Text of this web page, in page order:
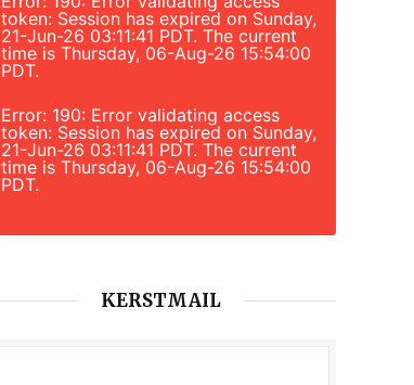
token: Session has expired on Sunday,
21-Jun-26 03:11:41 PDT. The current
time is Thursday, 06-Aug-26 15:54:00
PDT.
Error: 190: Error validating access
token: Session has expired on Sunday,
21-Jun-26 03:11:41 PDT. The current
time is Thursday, 06-Aug-26 15:54:00
PDT.
KERSTMAIL